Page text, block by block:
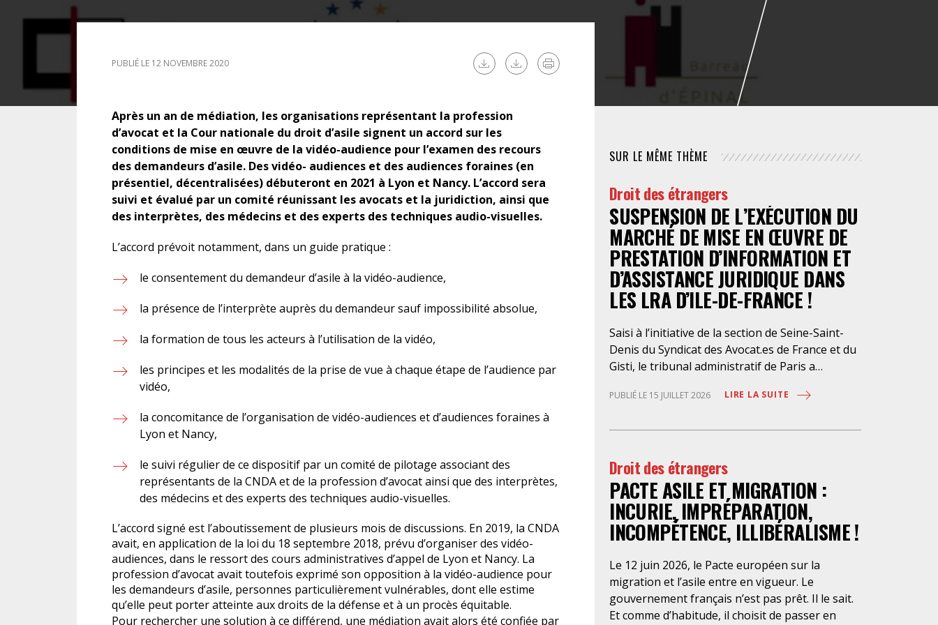
DROIT DES MINEURS
DROIT INTERNATIONAL
HOSPITALISATION
POLICE / MAINTIEN DE L'ORDRE
PROCÉDURE CIVILE
PUBLIÉ LE 12 NOVEMBRE 2020
Après un an de médiation, les organisations représentant la profession
d’avocat et la Cour nationale du droit d’asile signent un accord sur les
conditions de mise en œuvre de la vidéo-audience pour l’examen des recours
des demandeurs d’asile. Des vidéo- audiences et des audiences foraines (en
présentiel, décentralisées) débuteront en 2021 à Lyon et Nancy. L’accord sera
suivi et évalué par un comité réunissant les avocats et la juridiction, ainsi que
des interprètes, des médecins et des experts des techniques audio-visuelles.
L’accord prévoit notamment, dans un guide pratique :
le consentement du demandeur d’asile à la vidéo-audience,
la présence de l’interprète auprès du demandeur sauf impossibilité absolue,
la formation de tous les acteurs à l’utilisation de la vidéo,
les principes et les modalités de la prise de vue à chaque étape de l’audience par
vidéo,
la concomitance de l’organisation de vidéo-audiences et d’audiences foraines à
Lyon et Nancy,
le suivi régulier de ce dispositif par un comité de pilotage associant des
représentants de la CNDA et de la profession d’avocat ainsi que des interprètes,
des médecins et des experts des techniques audio-visuelles.
L’accord signé est l’aboutissement de plusieurs mois de discussions. En 2019, la CNDA
avait, en application de la loi du 18 septembre 2018, prévu d’organiser des vidéo-
audiences, dans le ressort des cours administratives d’appel de Lyon et Nancy. La
profession d’avocat avait toutefois exprimé son opposition à la vidéo-audience pour
les demandeurs d’asile, personnes particulièrement vulnérables, dont elle estime
qu’elle peut porter atteinte aux droits de la défense et à un procès équitable.
Pour rechercher une solution à ce différend, une médiation avait alors été confiée par
SUR LE MÊME THÈME
Droit des étrangers
SUSPENSION DE L’EXÉCUTION DU
MARCHÉ DE MISE EN ŒUVRE DE
PRESTATION D’INFORMATION ET
D’ASSISTANCE JURIDIQUE DANS
LES LRA D’ILE-DE-FRANCE !
Saisi à l’initiative de la section de Seine-Saint-
Denis du Syndicat des Avocat.es de France et du
Gisti, le tribunal administratif de Paris a
marché public visant à la « mise en œuvre de
juridique des étrangers maintenus dans les
de-France », attribué à un cabinet d’avocats
parisien, dont les modalités d’exécution portent
une atteinte grave aux droits fondamentaux
des personnes retenues et contreviennent de
manière flagrante aux règles déontologiques
l’assistance dont bénéficient les personnes
retenues, limitée à trois heures de permanence
téléphonique quotidienne sauf le dimanche (la
présence de l’avocat dans les locaux n’étant
PUBLIÉ LE 15 JUILLET 2026 LIRE LA SUITE
Droit des étrangers
PACTE ASILE ET MIGRATION :
INCURIE, IMPRÉPARATION,
INCOMPÉTENCE, ILLIBÉRALISME !
Le 12 juin 2026, le Pacte européen sur la
migration et l’asile entre en vigueur. Le
gouvernement français n’est pas prêt. Il le sait.
Et comme d’habitude, il choisit de passer en